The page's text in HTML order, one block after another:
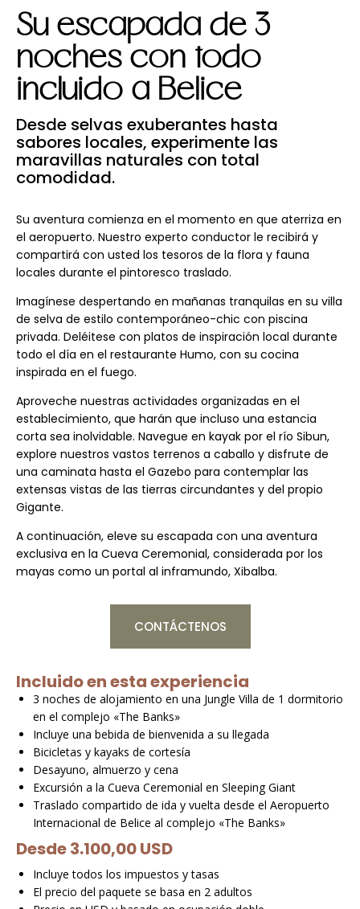
Su escapada de 3
noches con todo
incluido a Belice
Desde selvas exuberantes hasta
sabores locales, experimente las
maravillas naturales con total
comodidad.
Su aventura comienza en el momento en que aterriza en
el aeropuerto. Nuestro experto conductor le recibirá y
compartirá con usted los tesoros de la flora y fauna
locales durante el pintoresco traslado.
Imagínese despertando en mañanas tranquilas en su villa
de selva de estilo contemporáneo-chic con piscina
privada. Deléitese con platos de inspiración local durante
todo el día en el restaurante Humo, con su cocina
inspirada en el fuego.
Aproveche nuestras actividades organizadas en el
establecimiento, que harán que incluso una estancia
corta sea inolvidable. Navegue en kayak por el río Sibun,
explore nuestros vastos terrenos a caballo y disfrute de
una caminata hasta el Gazebo para contemplar las
extensas vistas de las tierras circundantes y del propio
Gigante.
A continuación, eleve su escapada con una aventura
exclusiva en la Cueva Ceremonial, considerada por los
mayas como un portal al inframundo, Xibalba.
CONTÁCTENOS
Incluido en esta experiencia
3 noches de alojamiento en una Jungle Villa de 1 dormitorio
en el complejo «The Banks»
Incluye una bebida de bienvenida a su llegada
Bicicletas y kayaks de cortesía
Desayuno, almuerzo y cena
Excursión a la Cueva Ceremonial en Sleeping Giant
Traslado compartido de ida y vuelta desde el Aeropuerto
Internacional de Belice al complejo «The Banks»
Desde 3.100,00 USD
Incluye todos los impuestos y tasas
El precio del paquete se basa en 2 adultos